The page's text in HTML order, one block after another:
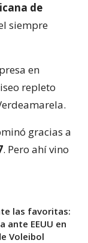
de
siempre
en
repleto
gracias a
. Pero ahí vino
las favoritas:
ante EEUU en
Voleibol